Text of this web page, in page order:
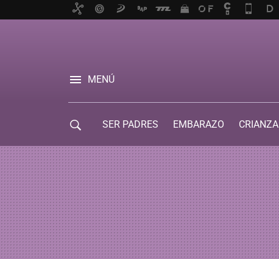
MENÚ
SER PADRES EMBARAZO CRIANZA